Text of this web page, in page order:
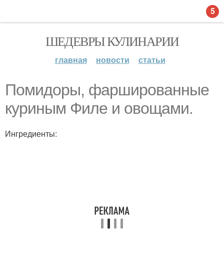
ШЕДЕВРЫ КУЛИНАРИИ
главная новости статьи
Помидоры, фаршированные
куриным Филе и овощами.
Ингредиенты:
5